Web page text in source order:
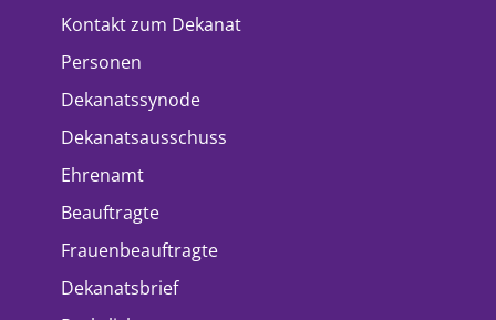
Kontakt zum Dekanat
Personen
Dekanatssynode
Dekanatsausschuss
Ehrenamt
Beauftragte
Frauenbeauftragte
Dekanatsbrief